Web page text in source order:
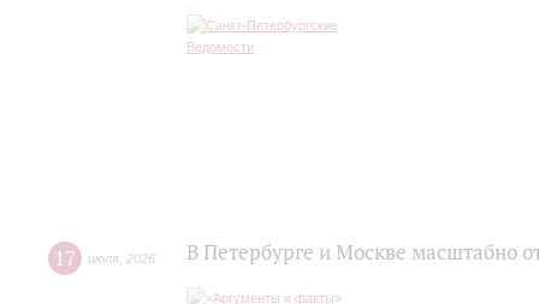
17 июля 2026 В Петербурге и Москве масштабно